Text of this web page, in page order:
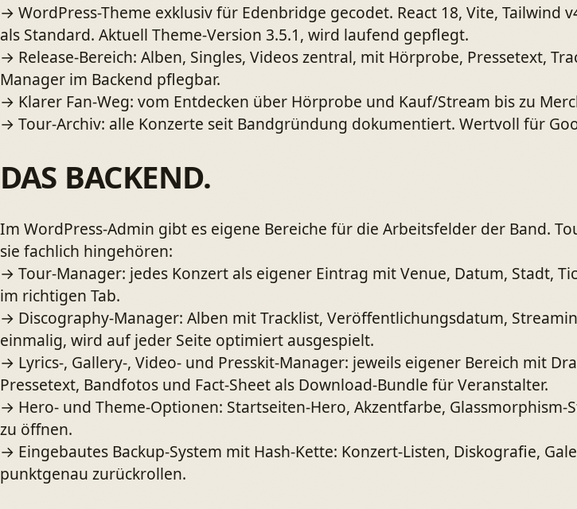
→ WordPress-Theme exklusiv für Edenbridge gecodet. React 18, Vite, Tailwind
als Standard. Aktuell Theme-Version 3.5.1, wird laufend gepflegt.
→ Release-Bereich: Alben, Singles, Videos zentral, mit Hörprobe, Pressetext,
Manager im Backend pflegbar.
→ Klarer Fan-Weg: vom Entdecken über Hörprobe und Kauf/Stream bis zu
→ Tour-Archiv: alle Konzerte seit Bandgründung dokumentiert. Wertvoll für
DAS BACKEND.
Im WordPress-Admin gibt es eigene Bereiche für die Arbeitsfelder der Band.
sie fachlich hingehören:
→ Tour-Manager: jedes Konzert als eigener Eintrag mit Venue, Datum, Stadt,
im richtigen Tab.
→ Discography-Manager: Alben mit Tracklist, Veröffentlichungsdatum,
einmalig, wird auf jeder Seite optimiert ausgespielt.
→ Lyrics-, Gallery-, Video- und Presskit-Manager: jeweils eigener Bereich mit
Pressetext, Bandfotos und Fact-Sheet als Download-Bundle für Veranstalter.
→ Hero- und Theme-Optionen: Startseiten-Hero, Akzentfarbe,
zu öffnen.
→ Eingebautes Backup-System mit Hash-Kette: Konzert-Listen, Diskografie,
punktgenau zurückrollen.